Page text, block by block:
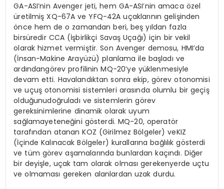
GA-ASI’nin Avenger jeti, hem GA-ASI’nin amaca özel
üretilmiş XQ-67Ave YFQ-42Auçaklarının gelişinden
önce hem de o zamandan beri,beş yıldan fazla
birsüredirCCA (İşbirlikçi Savaş Uçağı) için bir vekil
olarak hizmet vermiştir. Son Avenger demosu, HMI’da
(İnsan-Makine Arayüzü)planlama ile başladı ve
ardındangörevprofilinin MQ-20’ye yüklenmesiyle
devam etti. Havalandıktan sonra ekip, görevotonomisi
ve uçuş otonomisi sistemleri arasında olumlu bir geçiş
olduğunudoğruladı ve sistemlerin görev
gereksinimlerine dinamik olarak uyum
sağlamayeteneğini gösterdi. MQ-20, operatör
tarafından atanan KOZ (Girilmez Bölgeler)veKIZ
(İçinde Kalınacak Bölgeler) kurallarına bağlılık gösterdi
ve tüm görevaşamalarında bunlardan kaçındı. Diğer
bir deyişle, uçak tam olarak olması gerekenyerde uçtu
ve olmaması gereken alanlardan uzak durdu.